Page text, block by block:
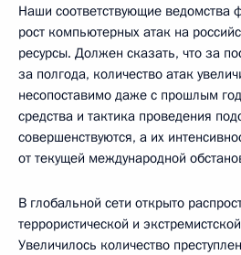
Наши соответствующие ведомства
рост компьютерных атак на
ресурсы. Должен сказать, что за
за полгода, количество атак
несопоставимо даже с прошлым
средства и тактика проведения
совершенствуются, а их
от текущей международной
В глобальной сети открыто
террористической и
Увеличилось количество